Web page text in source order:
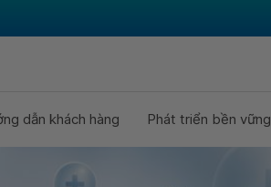
dẫn khách hàng Phát triển bền vững